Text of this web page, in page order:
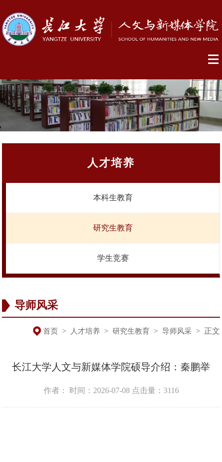
人才培养
本科生教育
研究生教育
学生竞赛
导师风采
首页 > 人才培养 > 研究生教育 > 导师风采 > 正文
长江大学人文与新媒体学院硕导介绍：秦鹏举
作者： 时间：2026-07-08 点击量： 3116